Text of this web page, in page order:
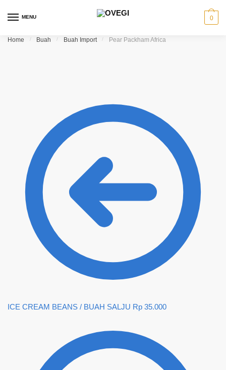
MENU 0
Home / Buah / Buah Import / Pear Packham Africa
ICE CREAM BEANS / BUAH SALJU Rp 35.000